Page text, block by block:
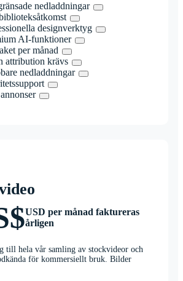
nedladdningar
designverktyg
AI-funktioner
per månad
attribution krävs
nedladdningar
USD per månad faktureras
årligen
till hela vår samling av stockvideor och
för kommersiellt bruk. Bilder